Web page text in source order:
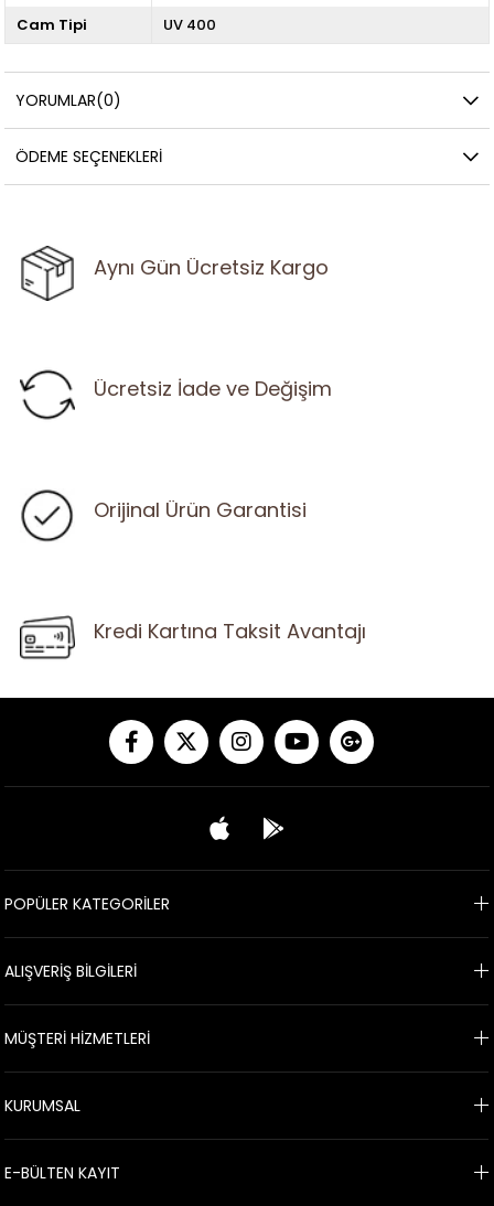
Cam Tipi
UV 400
YORUMLAR(0)
ÖDEME SEÇENEKLERI
Aynı Gün Ücretsiz Kargo
Ücretsiz İade ve Değişim
Orijinal Ürün Garantisi
Kredi Kartına Taksit Avantajı
POPÜLER KATEGORİLER
ALIŞVERİŞ BİLGİLERİ
MÜŞTERİ HİZMETLERİ
KURUMSAL
E-BÜLTEN KAYIT